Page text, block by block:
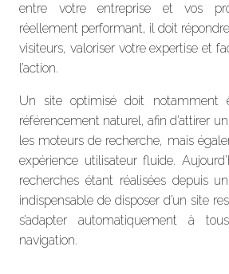
entre votre entreprise et vos
réellement performant, il doit
visiteurs, valoriser votre expertise et
l’action.
Un site optimisé doit notamment
référencement naturel, afin d’attirer
les moteurs de recherche, mais
expérience utilisateur fluide.
recherches étant réalisées depuis
indispensable de disposer d’un site
s’adapter automatiquement à
navigation.